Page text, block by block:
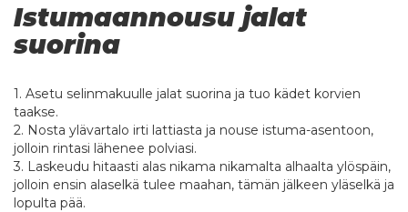
Istumaannousu jalat
suorina
1. Asetu selinmakuulle jalat suorina ja tuo kädet korvien
taakse.
2. Nosta ylävartalo irti lattiasta ja nouse istuma-asentoon,
jolloin rintasi lähenee polviasi.
3. Laskeudu hitaasti alas nikama nikamalta alhaalta ylöspäin,
jolloin ensin alaselkä tulee maahan, tämän jälkeen yläselkä ja
lopulta pää.